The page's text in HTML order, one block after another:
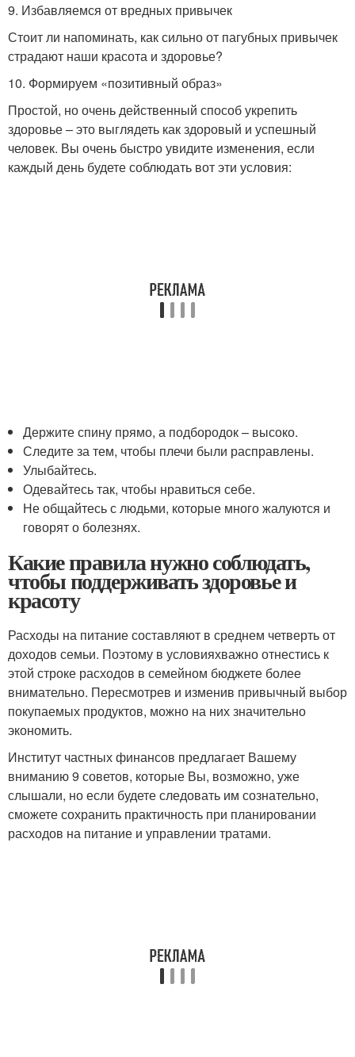
9. Избавляемся от вредных привычек
Стоит ли напоминать, как сильно от пагубных привычек
страдают наши красота и здоровье?
10. Формируем «позитивный образ»
Простой, но очень действенный способ укрепить
здоровье – это выглядеть как здоровый и успешный
человек. Вы очень быстро увидите изменения, если
каждый день будете соблюдать вот эти условия:
Держите спину прямо, а подбородок – высоко.
Следите за тем, чтобы плечи были расправлены.
Улыбайтесь.
Одевайтесь так, чтобы нравиться себе.
Не общайтесь с людьми, которые много жалуются и
говорят о болезнях.
Какие правила нужно соблюдать,
чтобы поддерживать здоровье и
красоту
Расходы на питание составляют в среднем четверть от
доходов семьи. Поэтому в условияхважно отнестись к
этой строке расходов в семейном бюджете более
внимательно. Пересмотрев и изменив привычный выбор
покупаемых продуктов, можно на них значительно
экономить.
Институт частных финансов предлагает Вашему
вниманию 9 советов, которые Вы, возможно, уже
слышали, но если будете следовать им сознательно,
сможете сохранить практичность при планировании
расходов на питание и управлении тратами.